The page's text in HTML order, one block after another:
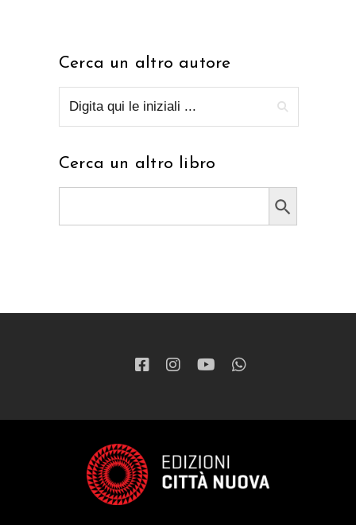
Cerca un altro autore
Cerca un altro libro
Search Button